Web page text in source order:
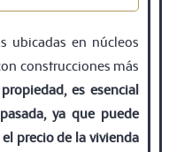
ubicadas en núcleos
construcciones más
es esencial
ya que puede
precio de la vivienda